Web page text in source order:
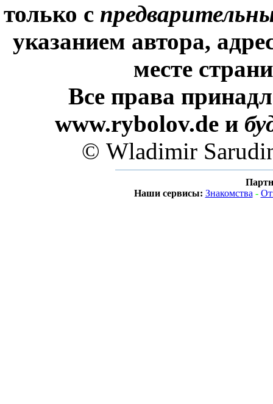
только с
указанием автора,
месте
Все права
www.rybolov.de и
© Wladimir
Наши сервисы: Знакомства -